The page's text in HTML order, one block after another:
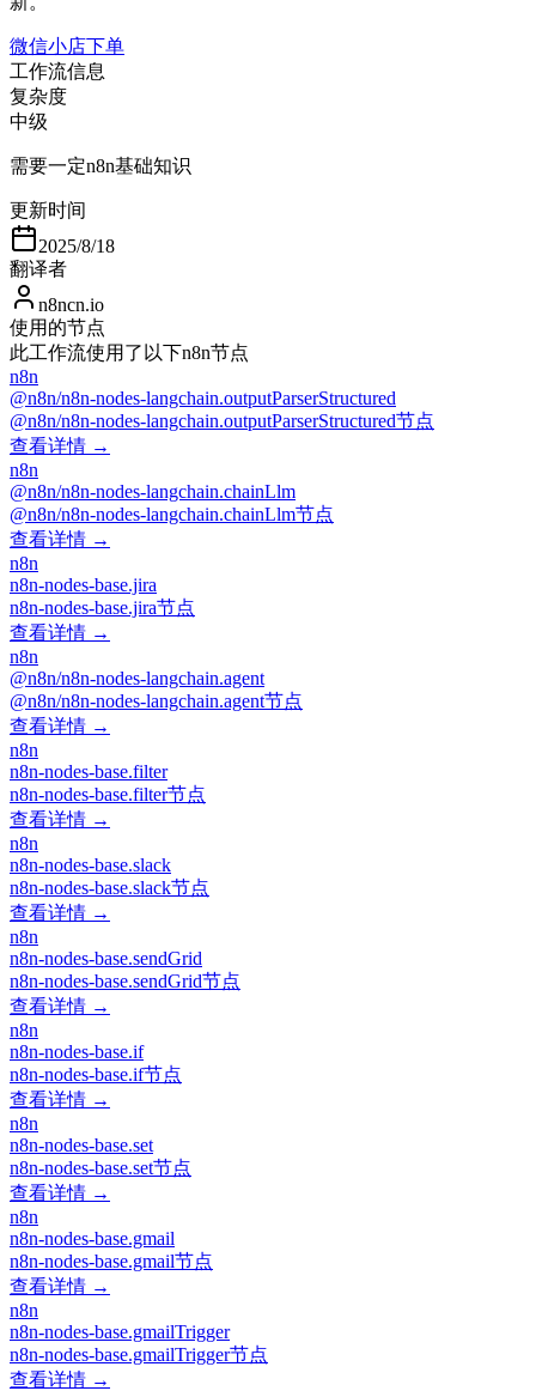
微信小店下单
工作流信息
复杂度
中级
需要一定n8n基础知识
更新时间
2025/8/18
翻译者
n8ncn.io
使用的节点
此工作流使用了以下n8n节点
n8n
@n8n/n8n-nodes-langchain.outputParserStructured
@n8n/n8n-nodes-langchain.outputParserStructured节点
查看详情 →
n8n
@n8n/n8n-nodes-langchain.chainLlm
@n8n/n8n-nodes-langchain.chainLlm节点
查看详情 →
n8n
n8n-nodes-base.jira
n8n-nodes-base.jira节点
查看详情 →
n8n
@n8n/n8n-nodes-langchain.agent
@n8n/n8n-nodes-langchain.agent节点
查看详情 →
n8n
n8n-nodes-base.filter
n8n-nodes-base.filter节点
查看详情 →
n8n
n8n-nodes-base.slack
n8n-nodes-base.slack节点
查看详情 →
n8n
n8n-nodes-base.sendGrid
n8n-nodes-base.sendGrid节点
查看详情 →
n8n
n8n-nodes-base.if
n8n-nodes-base.if节点
查看详情 →
n8n
n8n-nodes-base.set
n8n-nodes-base.set节点
查看详情 →
n8n
n8n-nodes-base.gmail
n8n-nodes-base.gmail节点
查看详情 →
n8n
n8n-nodes-base.gmailTrigger
n8n-nodes-base.gmailTrigger节点
查看详情 →